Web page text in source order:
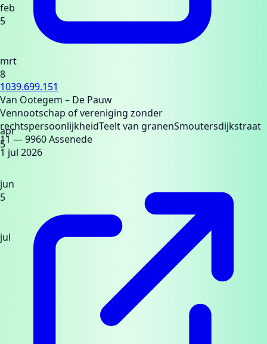
feb
5
mrt
8
apr
5
jun
5
jul
1039.699.151
Van Ootegem – De Pauw
Vennootschap of vereniging zonder
rechtspersoonlijkheidTeelt van granenSmoutersdijkstraat
11 — 9960 Assenede
1 jul 2026